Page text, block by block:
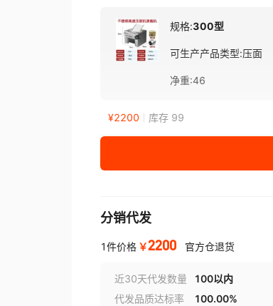
规格:300型
可生产产品类型:压面
净重:46
¥2200 库存 99
分销代发
1件价格 ￥2200 官方仓退货
近30天代发数量 100以内
代发品质达标率
100.00%